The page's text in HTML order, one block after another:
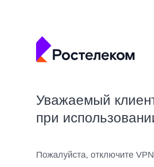
Уважаемый
при
Пожалуйста, отключите